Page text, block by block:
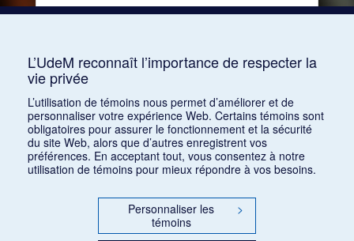
1 2 3
L’UdeM reconnaît l’importance de respecter la
vie privée
L’utilisation de témoins nous permet d’améliorer et de
personnaliser votre expérience Web. Certains témoins sont
obligatoires pour assurer le fonctionnement et la sécurité
du site Web, alors que d’autres enregistrent vos
préférences. En acceptant tout, vous consentez à notre
utilisation de témoins pour mieux répondre à vos besoins.
Personnaliser les
témoins
>